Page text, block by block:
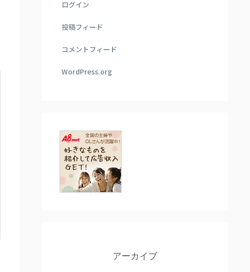
ログイン
投稿フィード
コメントフィード
WordPress.org
アーカイブ